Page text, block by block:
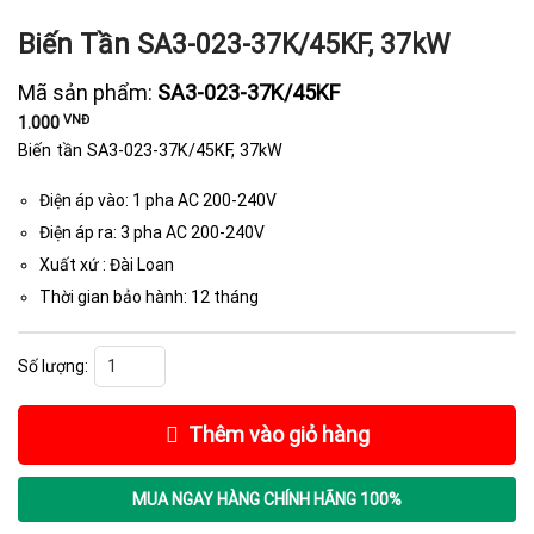
Biến Tần SA3-023-37K/45KF, 37kW
Mã sản phẩm: SA3-023-37K/45KF
1.000 VNĐ
Biến tần SA3-023-37K/45KF, 37kW
Điện áp vào: 1 pha AC 200-240V
Điện áp ra: 3 pha AC 200-240V
Xuất xứ : Đài Loan
Thời gian bảo hành: 12 tháng
Biến tần SA3-023-37K/45KF, 37kW số lượng
Thêm vào giỏ hàng
MUA NGAY HÀNG CHÍNH HÃNG 100%